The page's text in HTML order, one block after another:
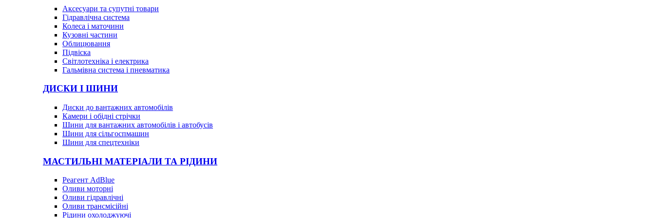
Аксесуари та супутні товари
Гідравлічна система
Колеса і маточини
Кузовні частини
Облицювання
Підвіска
Світлотехніка і електрика
Гальмівна система і пневматика
ДИСКИ І ШИНИ
Диски до вантажних автомобілів
Камери і обідні стрічки
Шини для вантажних автомобілів і автобусів
Шини для сільгоспмашин
Шини для спецтехніки
МАСТИЛЬНІ МАТЕРІАЛИ ТА РІДИНИ
Реагент AdBlue
Оливи моторні
Оливи гідравлічні
Оливи трансмісійні
Рідини охолоджуючі